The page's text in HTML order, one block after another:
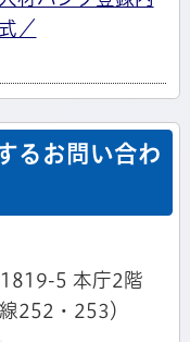
／
るお問い合わ
5 本庁2階
線252・253）